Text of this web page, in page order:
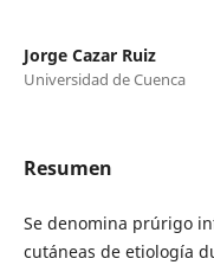
Jorge Cazar Ruiz
Universidad de Cuenca
Resumen
Se denomina prúrigo
cutáneas de etiología